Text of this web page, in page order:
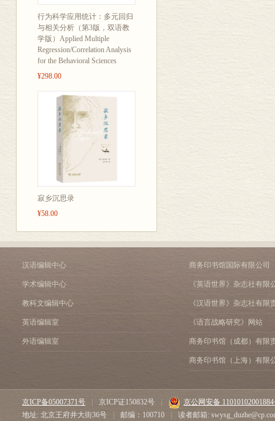
行为科学应用统计：多元回归
与相关分析（第3版，双语教
学版）Applied Multiple
Regression/Correlation Analysis
for the Behavioral Sciences
¥298.00
寂乡沉思录
¥58.00
汉语编辑中心
学术编辑中心
教科文编辑中心
英语编辑室
外语编辑室
商务印书馆国际有限公司
《英语世界》杂志社有限
《汉语世界》杂志社有限
《语言战略研究》网站
商务印书馆（成都）有限
商务印书馆（上海）有限
京ICP备05007371号 京ICP证150832号
京公网安备
地址: 北京王府井大街36号
邮编：100710 读者邮箱: